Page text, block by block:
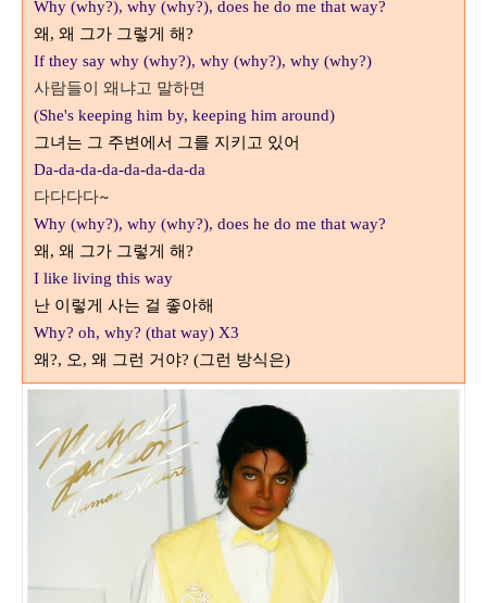
Why (why?), why (why?), does he do me that way?
왜 , 왜 그가 그렇게 해?
If they say why (why?), why (why?), why (why?)
사람들이 왜냐고 말하면
(She's keeping him by, keeping him around)
그녀는 그 주변에서 그를 지키고 있어
Da-da-da-da-da-da-da-da
다다다다~
Why (why?), why (why?), does he do me that way?
왜 , 왜 그가 그렇게 해?
I like living this way
난 이렇게 사는 걸 좋아해
Why? oh, why? (that way) X3
왜?, 오, 왜 그런 거야? (그런 방식은)